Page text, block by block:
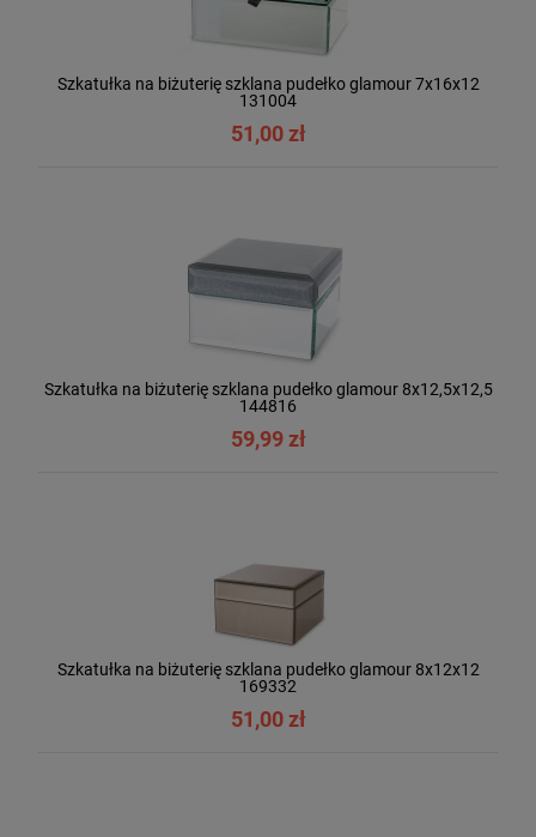
Szkatułka na biżuterię szklana pudełko glamour 7x16x12
131004
51,00 zł
Szkatułka na biżuterię szklana pudełko glamour 8x12,5x12,5
144816
59,99 zł
Szkatułka na biżuterię szklana pudełko glamour 8x12x12
169332
51,00 zł